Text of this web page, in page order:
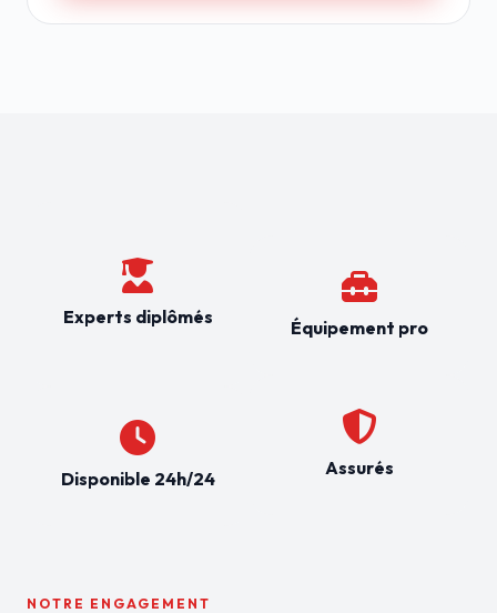
Experts diplômés
Disponible 24h/24
Équipement pro
Assurés
NOTRE ENGAGEMENT